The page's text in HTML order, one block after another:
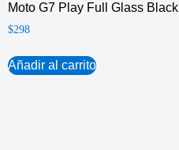
Moto G7 Play Full Glass Black
$298
Añadir al carrito